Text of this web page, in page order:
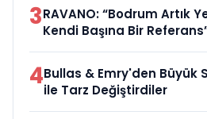
3RAVANO: “Bodrum Artık
Kendi Başına Bir
4Bullas & Emry'den Büyük
ile Tarz Değiştirdiler